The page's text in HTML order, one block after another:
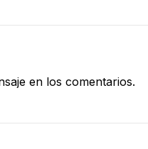
en los comentarios.